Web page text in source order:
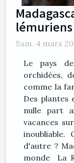
Sam. 4 mars
Le pays
orchidées,
comme la
Des plantes
nulle part
vacances
d'autre ?
monde La